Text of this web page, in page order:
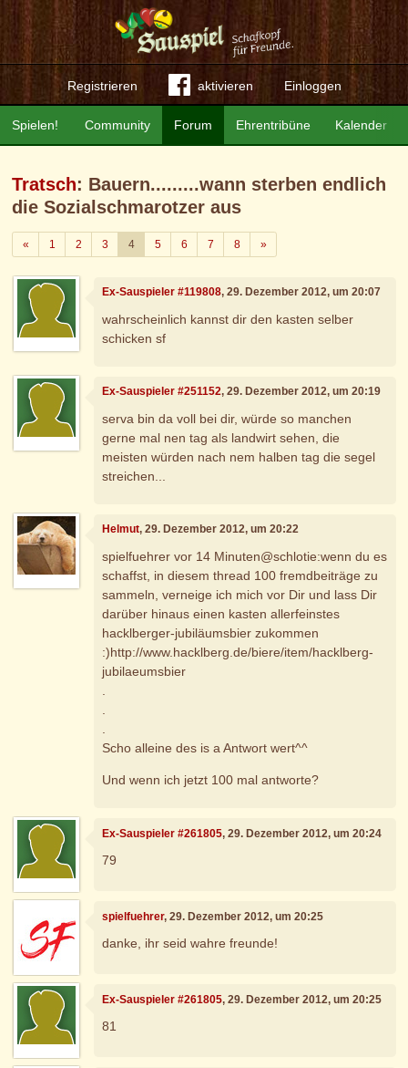
Registrieren aktivieren Einloggen
Community Forum Ehrentribüne Kalender
Spielen!
Tratsch: Bauern.........wann sterben endlich
die Sozialschmarotzer aus
«Zurück
1 2 3 4 5 6 7 8 »Weiter
Ex-Sauspieler #119808, 29. Dezember 2012, um 20:07
wahrscheinlich kannst dir den kasten selber
schicken sf
Ex-Sauspieler #251152, 29. Dezember 2012, um 20:19
serva bin da voll bei dir, würde so manchen
gerne mal nen tag als landwirt sehen, die
meisten würden nach nem halben tag die segel
streichen...
Helmut, 29. Dezember 2012, um 20:22
spielfuehrer vor 14 Minuten@schlotie:wenn du es
schaffst, in diesem thread 100 fremdbeiträge zu
sammeln, verneige ich mich vor Dir und lass Dir
darüber hinaus einen kasten allerfeinstes
hacklberger-jubiläumsbier zukommen
:)http://www.hacklberg.de/biere/item/hacklberg-
jubilaeumsbier
Scho alleine des is a Antwort wert^^
Und wenn ich jetzt 100 mal antworte?
Ex-Sauspieler #261805, 29. Dezember 2012, um 20:24
79
spielfuehrer, 29. Dezember 2012, um 20:25
danke, ihr seid wahre freunde!
Ex-Sauspieler #261805, 29. Dezember 2012, um 20:25
81